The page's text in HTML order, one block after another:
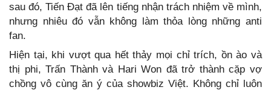
sau đó, Tiến Đạt đã lên tiếng nhận trách nhiệm về mình,
nhưng nhiêu đó vẫn không làm thỏa lòng những anti
fan.
Hiện tại, khi vượt qua hết thảy mọi chỉ trích, ồn ào và
thị phi, Trấn Thành và Hari Won đã trở thành cặp vợ
chồng vô cùng ăn ý của showbiz Việt. Không chỉ luôn